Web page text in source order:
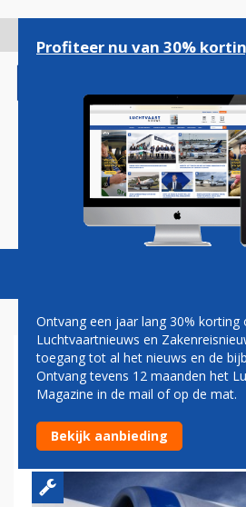
gaan
Magazine Podcasts
SAS EN
MEE AAN AIRBUS-
FORMATIEVLIEGEN
Profiteer nu van 30%
Ontvang een jaar lang 30% korting
Luchtvaartnieuws en
toegang tot al het nieuws en de
Ontvang tevens 12 maanden het
Magazine in de mail of op de mat.
Bekijk aanbieding